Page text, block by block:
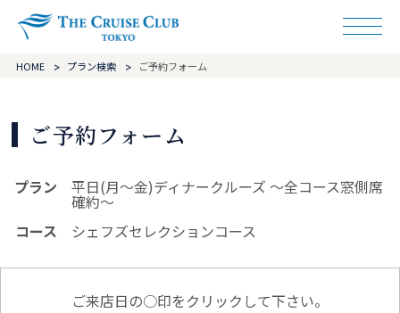
ザ・クルーズクラ
HOME プラン検索 ご予約フォーム
ご予約フォーム
プラン 平日(月～金)ディナークルーズ ～全コース窓側席
確約～
コース
シェフズセレクションコース
ご来店日の○印をクリックして下さい。